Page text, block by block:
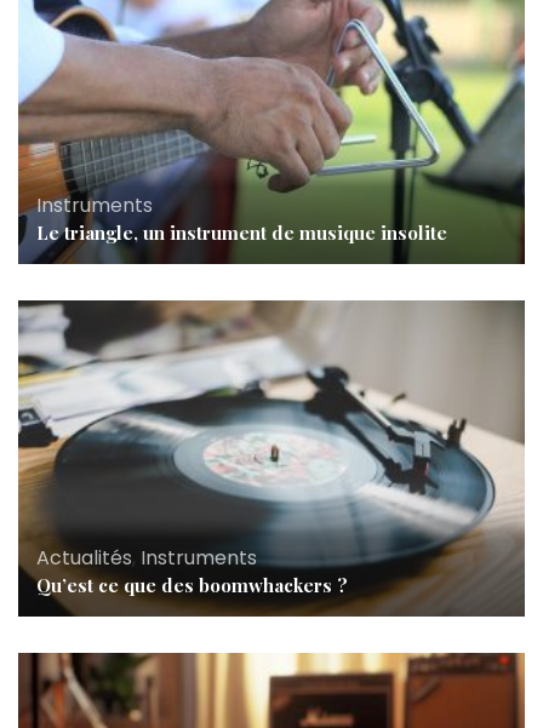
Instruments
Le triangle, un instrument de musique insolite
Actualités, Instruments
Qu’est ce que des boomwhackers ?